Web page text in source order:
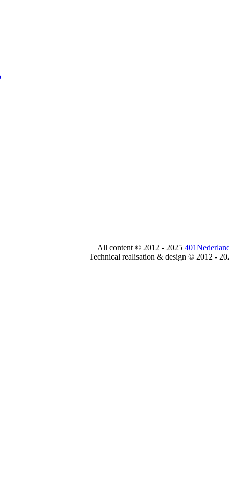
All content © 2012 - 2025
Technical realisation & design © 2012 -